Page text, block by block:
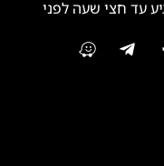
עד חצי שעה לפני